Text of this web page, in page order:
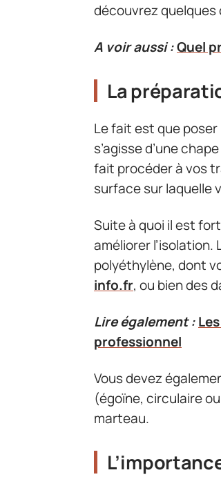
découvrez
A voir aussi :Quel
La
Le fait est que
s’agisse d’une
fait procéder à vos
surface sur laquelle
Suite à quoi il est
améliorer l’isolation.
polyéthylène, dont
info.fr, ou bien des
Lire également :
professionnel
Vous devez
(égoïne, circulaire
marteau.